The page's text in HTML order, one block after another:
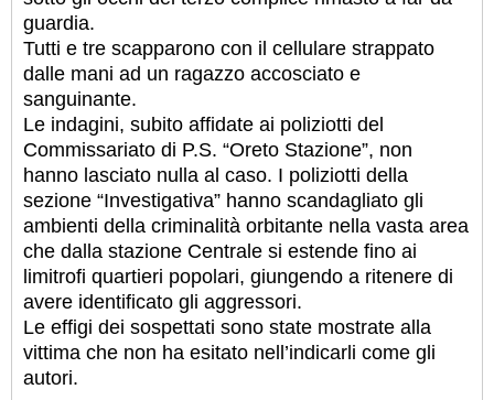
guardia.
Tutti e tre scapparono con il cellulare strappato
dalle mani ad un ragazzo accosciato e
sanguinante.
Le indagini, subito affidate ai poliziotti del
Commissariato di P.S. “Oreto Stazione”, non
hanno lasciato nulla al caso. I poliziotti della
sezione “Investigativa” hanno scandagliato gli
ambienti della criminalità orbitante nella vasta area
che dalla stazione Centrale si estende fino ai
limitrofi quartieri popolari, giungendo a ritenere di
avere identificato gli aggressori.
Le effigi dei sospettati sono state mostrate alla
vittima che non ha esitato nell’indicarli come gli
autori.